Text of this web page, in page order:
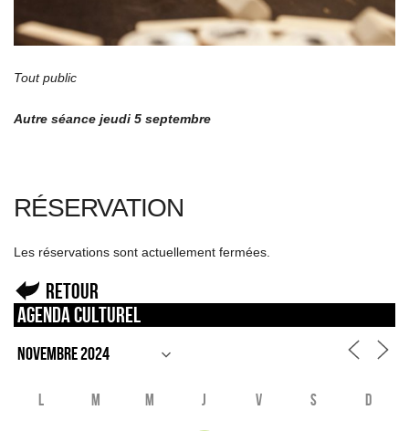
Tout public
Autre séance jeudi 5 septembre
RÉSERVATION
Les réservations sont actuellement fermées.
Retour
Agenda culturel
L M M J V S D